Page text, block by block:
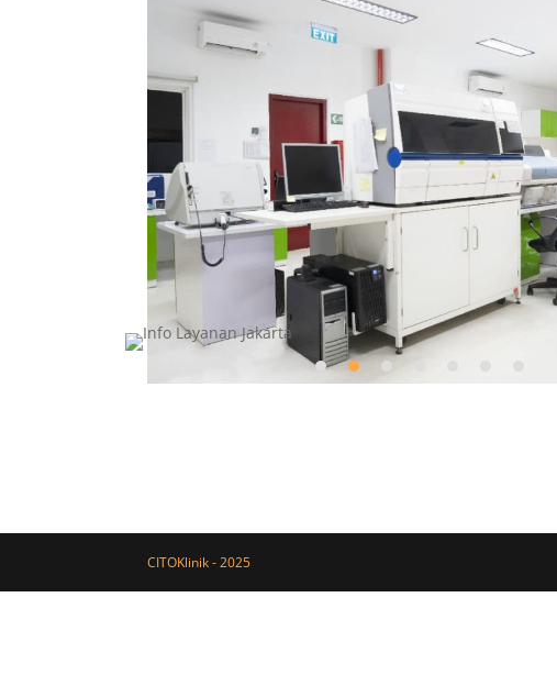
CITOKlinik - 2025